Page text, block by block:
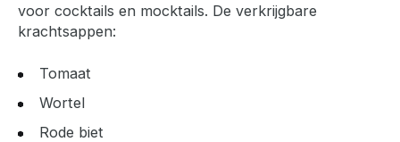
voor cocktails en mocktails. De verkrijgbare
krachtsappen:
Tomaat
Wortel
Rode biet